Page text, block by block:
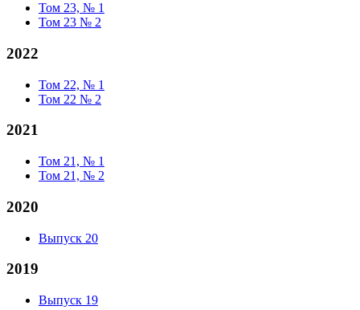
Том 23, № 1
Том 23 № 2
2022
Том 22, № 1
Том 22 № 2
2021
Том 21, № 1
Том 21, № 2
2020
Выпуск 20
2019
Выпуск 19